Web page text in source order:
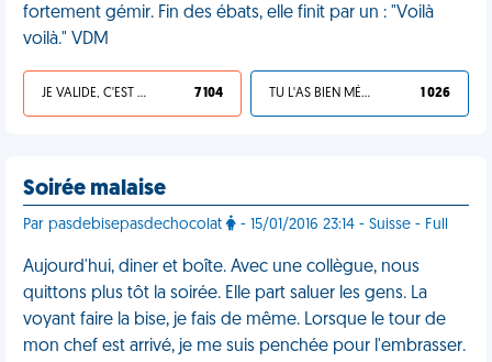
fortement gémir. Fin des ébats, elle finit par un : "Voilà
voilà." VDM
JE VALIDE, C'EST UNE VDM 7 104 TU L'AS BIEN MÉRITÉ 1 026
Soirée malaise
Par pasdebisepasdechocolat - 15/01/2016 23:14 - Suisse - Full
Aujourd'hui, diner et boîte. Avec une collègue, nous
quittons plus tôt la soirée. Elle part saluer les gens. La
voyant faire la bise, je fais de même. Lorsque le tour de
mon chef est arrivé, je me suis penchée pour l'embrasser.